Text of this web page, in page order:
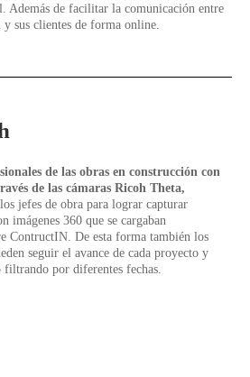
Además de facilitar la comunicación entre
sus clientes de forma online.
de las obras en construcción con
de las cámaras Ricoh Theta,
jefes de obra para lograr capturar
imágenes 360 que se cargaban
ContructIN. De esta forma también los
seguir el avance de cada proyecto y
por diferentes fechas.